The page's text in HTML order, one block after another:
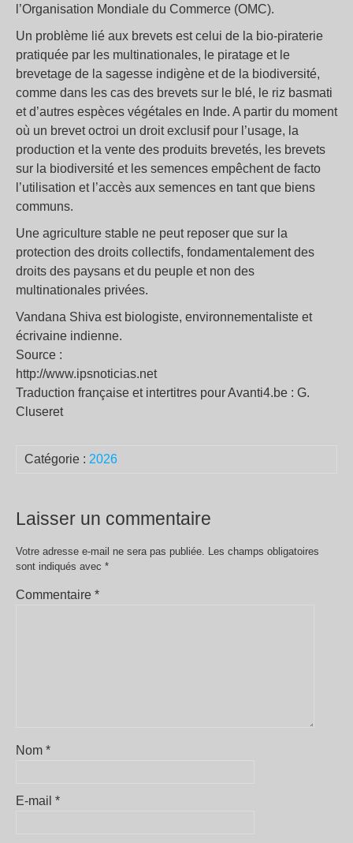
l’Organisation Mondiale du Commerce (OMC).
Un problème lié aux brevets est celui de la bio-piraterie
pratiquée par les multinationales, le piratage et le
brevetage de la sagesse indigène et de la biodiversité,
comme dans les cas des brevets sur le blé, le riz basmati
et d’autres espèces végétales en Inde. A partir du moment
où un brevet octroi un droit exclusif pour l’usage, la
production et la vente des produits brevetés, les brevets
sur la biodiversité et les semences empêchent de facto
l’utilisation et l’accès aux semences en tant que biens
communs.
Une agriculture stable ne peut reposer que sur la
protection des droits collectifs, fondamentalement des
droits des paysans et du peuple et non des
multinationales privées.
Vandana Shiva est biologiste, environnementaliste et
écrivaine indienne.
Source :
http://www.ipsnoticias.net
Traduction française et intertitres pour Avanti4.be : G.
Cluseret
Catégorie : 2026
Laisser un commentaire
Votre adresse e-mail ne sera pas publiée. Les champs obligatoires
sont indiqués avec *
Commentaire *
Nom *
E-mail *